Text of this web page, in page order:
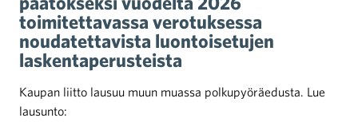
toimitettavassa verotuksessa
noudatettavista luontoisetujen
laskentaperusteista
Kaupan liitto lausuu muun muassa polkupyöräedusta. Lue
lausunto: